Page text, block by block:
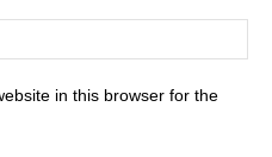
in this browser for the